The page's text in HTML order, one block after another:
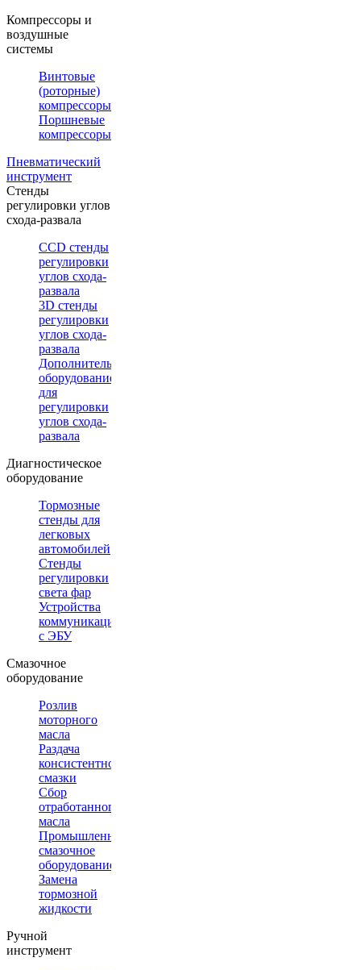
Компрессоры и
воздушные
системы
Винтовые
(роторные)
компрессоры
Поршневые
компрессоры
Пневматический
инструмент
Стенды
регулировки углов
схода-развала
CCD стенды
регулировки
углов схода-
развала
3D стенды
регулировки
углов схода-
развала
Дополнительное
оборудование
для
регулировки
углов схода-
развала
Диагностическое
оборудование
Тормозные
стенды для
легковых
автомобилей
Стенды
регулировки
света фар
Устройства
коммуникации
с ЭБУ
Смазочное
оборудование
Розлив
моторного
масла
Раздача
консистентной
смазки
Сбор
отработанного
масла
Промышленное
смазочное
оборудование
Замена
тормозной
жидкости
Ручной
инструмент